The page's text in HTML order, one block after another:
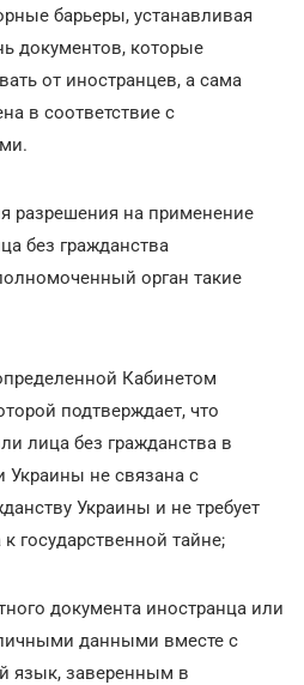
барьеры, устанавливая
документов, которые
от иностранцев, а сама
в соответствие с
разрешения на применение
без гражданства
орган такие
Кабинетом
подтверждает, что
лица без гражданства в
Украины не связана с
Украины и не требует
государственной тайне;
документа иностранца или
данными вместе с
язык, заверенным в